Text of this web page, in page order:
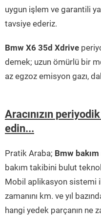
uygun işlem ve garantili
tavsiye ederiz.
Bmw X6 35d Xdrive
demek; uzun ömürlü bir
az egzoz emisyon gazı,
Aracınızın
edin...
Pratik Araba; Bmw
bakım takibini bulut
Mobil aplikasyon sistemi
zamanını km. ve yıl
hangi yedek parçanın ne